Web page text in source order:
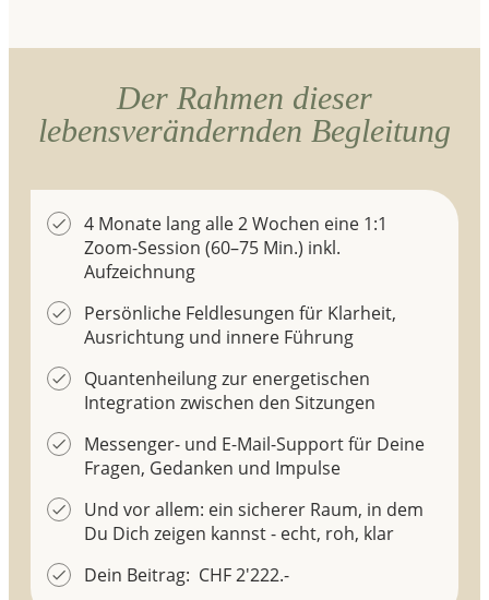
Der Rahmen dieser
lebensverändernden Begleitung
4 Monate lang alle 2 Wochen eine 1:1
Zoom-Session (60–75 Min.) inkl.
Aufzeichnung
Persönliche Feldlesungen für Klarheit,
Ausrichtung und innere Führung
Quantenheilung zur energetischen
Integration zwischen den Sitzungen
Messenger- und E-Mail-Support für Deine
Fragen, Gedanken und Impulse
Und vor allem: ein sicherer Raum, in dem
Du Dich zeigen kannst - echt, roh, klar
Dein Beitrag: CHF 2'222.-